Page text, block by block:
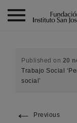
Published on 20
Trabajo Social
social’
← Previous